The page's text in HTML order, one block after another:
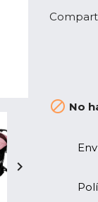

 No